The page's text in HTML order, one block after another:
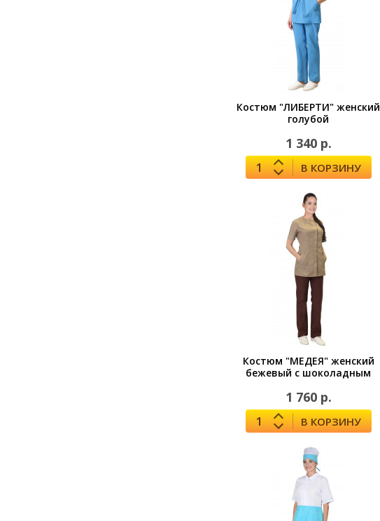
Костюм "ЛИБЕРТИ" женский
голубой
1 340 р.
В КОРЗИНУ
Костюм "МЕДЕЯ" женский
бежевый с шоколадным
1 760 р.
В КОРЗИНУ